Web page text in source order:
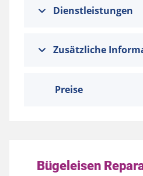
Dienstleistungen
Zusätzliche
Preise
Bügeleisen